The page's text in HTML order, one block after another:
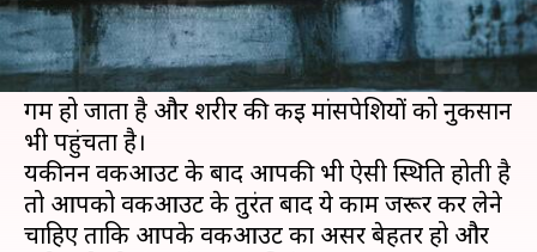
आप जितना हार्ड वर्कआउट करेंगे शरीर को उतना ही
आराम देना आपके लिए जरूरी हो जाता है। वर्कआउट या
किसी भी तरह की शारीरिक गतिविधियों के कारण शरीर
गर्म हो जाता है और शरीर की कई मांसपेशियों को नुकसान
भी पहुंचता है।
यकीनन वर्कआउट के बाद आपकी भी ऐसी स्थिति होती है
तो आपको वर्कआउट के तुरंत बाद ये काम जरूर कर लेने
चाहिए ताकि आपके वर्कआउट का असर बेहतर हो और